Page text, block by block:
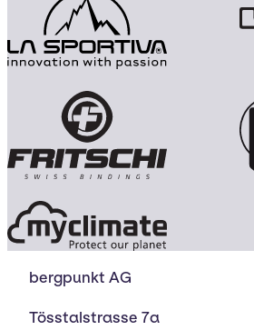
bergpunkt AG
Tösstalstrasse 7a